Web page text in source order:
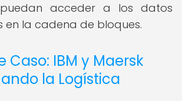
acceder a los datos
la cadena de bloques.
Caso: IBM y Maersk
la Logística